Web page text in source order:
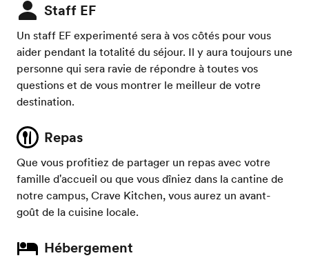
Staff EF
Un staff EF experimenté sera à vos côtés pour vous
aider pendant la totalité du séjour. Il y aura toujours une
personne qui sera ravie de répondre à toutes vos
questions et de vous montrer le meilleur de votre
destination.
Repas
Que vous profitiez de partager un repas avec votre
famille d'accueil ou que vous dîniez dans la cantine de
notre campus, Crave Kitchen, vous aurez un avant-
goût de la cuisine locale.
Hébergement